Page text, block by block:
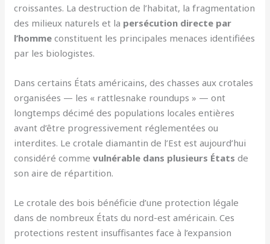
croissantes. La destruction de l’habitat, la fragmentation
des milieux naturels et la persécution directe par
l’homme constituent les principales menaces identifiées
par les biologistes.
Dans certains États américains, des chasses aux crotales
organisées — les « rattlesnake roundups » — ont
longtemps décimé des populations locales entières
avant d’être progressivement réglementées ou
interdites. Le crotale diamantin de l’Est est aujourd’hui
considéré commevulnérable dans plusieurs États de
son aire de répartition.
Le crotale des bois bénéficie d’une protection légale
dans de nombreux États du nord-est américain. Ces
protections restent insuffisantes face à l’expansion